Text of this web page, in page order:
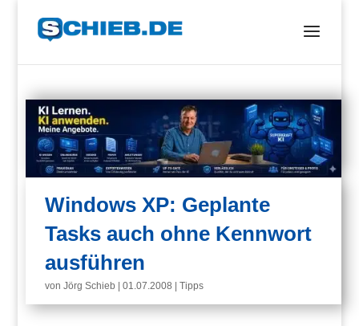
Windows XP: Geplante
Tasks auch ohne Kennwort
ausführen
vonJörg Schieb |01.07.2008 |Tipps